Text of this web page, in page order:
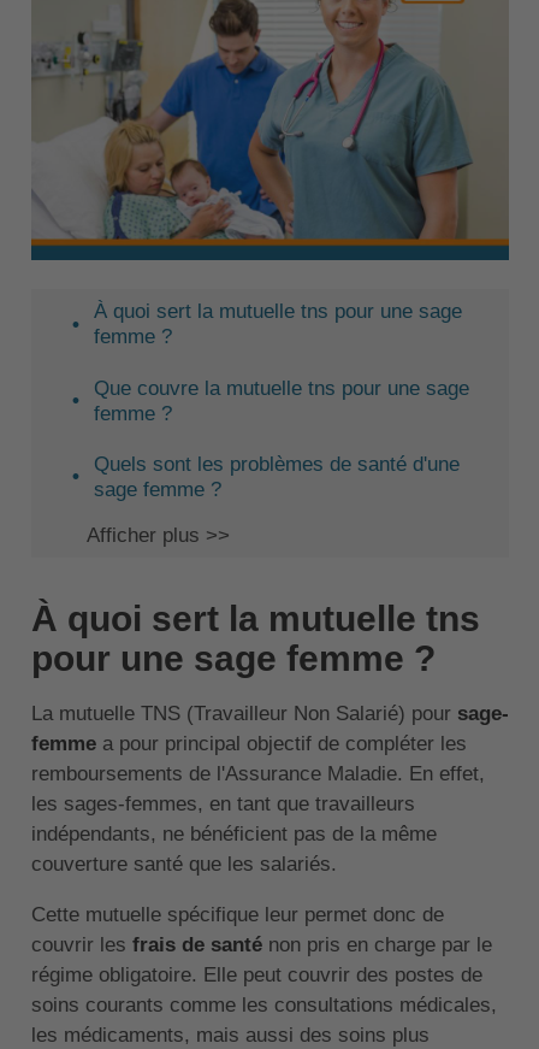
À quoi sert la mutuelle tns pour une sage
femme ?
Que couvre la mutuelle tns pour une sage
femme ?
Quels sont les problèmes de santé d'une
sage femme ?
Afficher plus >>
À quoi sert la mutuelle tns
pour une sage femme ?
La mutuelle TNS (Travailleur Non Salarié) pour sage-
femmea pour principal objectif de compléter les
remboursements de l'Assurance Maladie. En effet,
les sages-femmes, en tant que travailleurs
indépendants, ne bénéficient pas de la même
couverture santé que les salariés.
Cette mutuelle spécifique leur permet donc de
couvrir les frais de santénon pris en charge par le
régime obligatoire. Elle peut couvrir des postes de
soins courants comme les consultations médicales,
les médicaments, mais aussi des soins plus